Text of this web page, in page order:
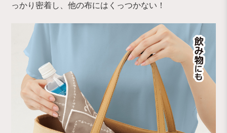
っかり密着し、他の布にはくっつかない！